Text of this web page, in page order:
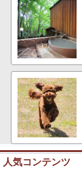
人気コンテンツ